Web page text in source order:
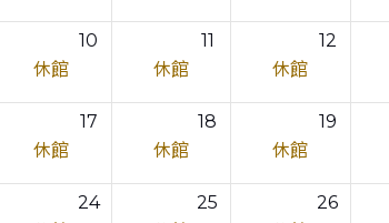
10
休館
11
休館
12
休館
17
休館
18
休館
19
休館
24
25
26